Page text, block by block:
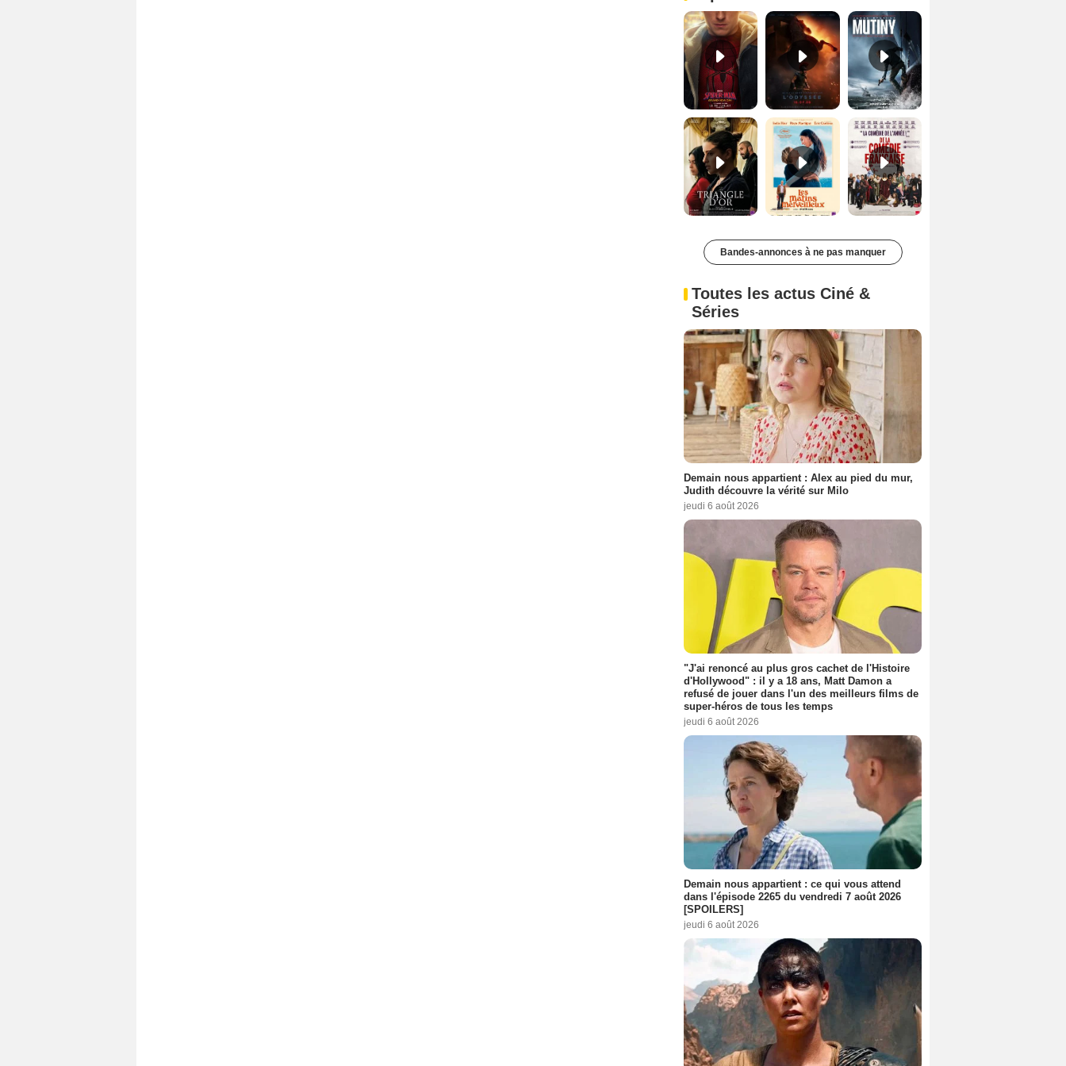
Les Matins merveilleux Bande-annonce VF De la Comédie-Française Teaser VF
Bandes-annonces à ne pas manquer
Toutes les actus Ciné &
Séries
Demain nous appartient : Alex au pied du mur,
Judith découvre la vérité sur Milo
jeudi 6 août 2026
"J'ai renoncé au plus gros cachet de l'Histoire
d'Hollywood" : il y a 18 ans, Matt Damon a
refusé de jouer dans l'un des meilleurs films de
super-héros de tous les temps
jeudi 6 août 2026
Demain nous appartient : ce qui vous attend
dans l'épisode 2265 du vendredi 7 août 2026
[SPOILERS]
jeudi 6 août 2026